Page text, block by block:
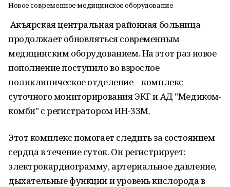
Новое современное медицинское оборудование
Акъярская центральная районная больница
продолжает обновляться современным
медицинским оборудованием. На этот раз новое
пополнение поступило во взрослое
поликлиническое отделение – комплекс
суточного мониторирования ЭКГ и АД "Медиком-
комби" с регистратором ИН-33М.
Этот комплекс помогает следить за состоянием
сердца в течение суток. Он регистрирует:
электрокардиограмму, артериальное давление,
дыхательные функции и уровень кислорода в